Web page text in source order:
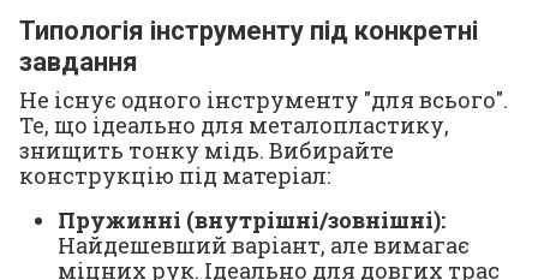
Типологія інструменту під конкретні
завдання
Не існує одного інструменту "для всього".
Те, що ідеально для металопластику,
знищить тонку мідь. Вибирайте
конструкцію під матеріал:
Пружинні (внутрішні/зовнішні):
Найдешевший варіант, але вимагає
міцних рук. Ідеально для довгих трас